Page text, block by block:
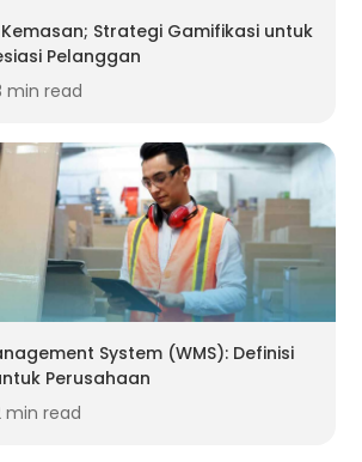
Strategi Gamifikasi untuk
Pelanggan
min read
System (WMS): Definisi
Perusahaan
min read